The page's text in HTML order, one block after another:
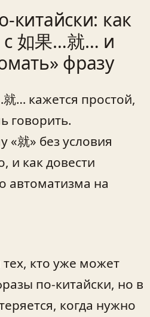
как
如果…就… и
фразу
… кажется простой,
говорить.
«就» без условия
и как довести
автоматизма на
кто уже может
по-китайски, но в
когда нужно